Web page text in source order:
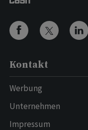
Kontakt
Werbung
Unternehmen
Impressum